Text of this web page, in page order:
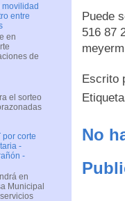
Puede
516 87
Escrito
No
movilidad
entre
en
de
el sorteo
por corte
-
-
en
Municipal